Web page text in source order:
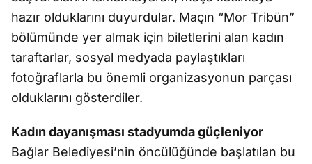
hazır olduklarını duyurdular. Maçın “Mor Tribün”
bölümünde yer almak için biletlerini alan kadın
taraftarlar, sosyal medyada paylaştıkları
fotoğraflarla bu önemli organizasyonun parçası
olduklarını gösterdiler.
Kadın dayanışması stadyumda güçleniyor
Bağlar Belediyesi’nin öncülüğünde başlatılan bu